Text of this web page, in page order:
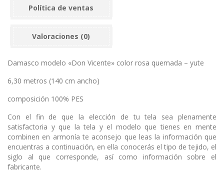
Política de ventas
Valoraciones (0)
Damasco modelo «Don Vicente» color rosa quemada – yute
6,30 metros (140 cm ancho)
composición 100% PES
Con el fin de que la elección de tu tela sea plenamente
satisfactoria y que la tela y el modelo que tienes en mente
combinen en armonía te aconsejo que leas la información que
encuentras a continuación, en ella conocerás el tipo de tejido, el
siglo al que corresponde, así como información sobre el
fabricante.